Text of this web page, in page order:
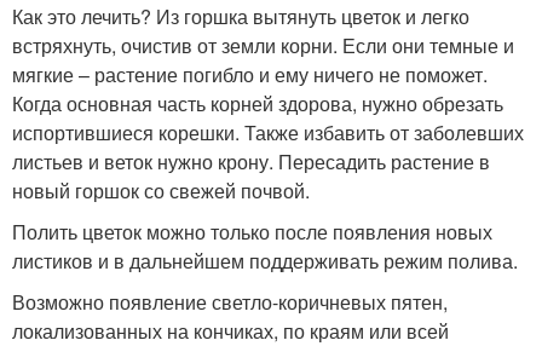
Как это лечить? Из горшка вытянуть цветок и легко
встряхнуть, очистив от земли корни. Если они темные и
мягкие – растение погибло и ему ничего не поможет.
Когда основная часть корней здорова, нужно обрезать
испортившиеся корешки. Также избавить от заболевших
листьев и веток нужно крону. Пересадить растение в
новый горшок со свежей почвой.
Полить цветок можно только после появления новых
листиков и в дальнейшем поддерживать режим полива.
Возможно появление светло-коричневых пятен,
локализованных на кончиках, по краям или всей